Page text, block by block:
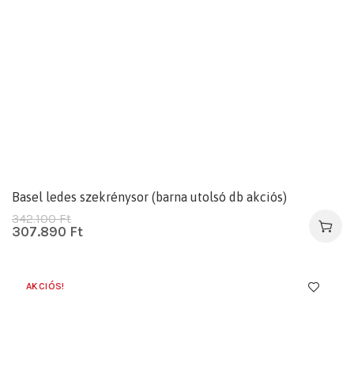
Basel ledes szekrénysor (barna utolsó db akciós)
342.100Ft
307.890 Ft
AKCIÓS!